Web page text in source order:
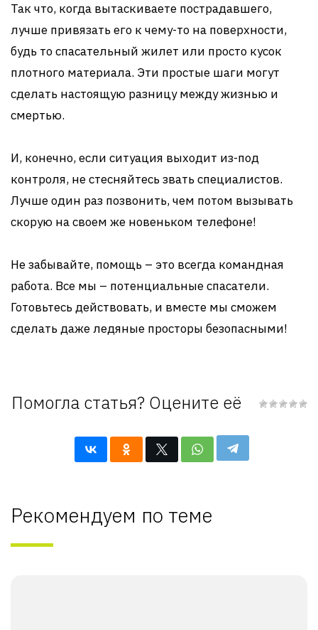
Так что, когда вытаскиваете пострадавшего,
лучше привязать его к чему-то на поверхности,
будь то спасательный жилет или просто кусок
плотного материала. Эти простые шаги могут
сделать настоящую разницу между жизнью и
смертью.
И, конечно, если ситуация выходит из-под
контроля, не стесняйтесь звать специалистов.
Лучше один раз позвонить, чем потом вызывать
скорую на своем же новеньком телефоне!
Не забывайте, помощь – это всегда командная
работа. Все мы – потенциальные спасатели.
Готовьтесь действовать, и вместе мы сможем
сделать даже ледяные просторы безопасными!
Помогла статья? Оцените её
Рекомендуем по теме